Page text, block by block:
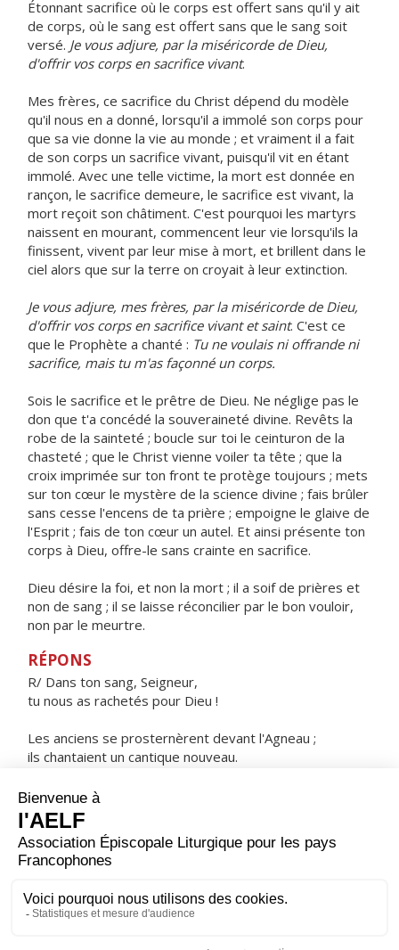
Étonnant sacrifice où le corps est offert sans qu'il y ait
de corps, où le sang est offert sans que le sang soit
versé. Je vous adjure, par la miséricorde de Dieu,
d'offrir vos corps en sacrifice vivant.
Mes frères, ce sacrifice du Christ dépend du modèle
qu'il nous en a donné, lorsqu'il a immolé son corps pour
que sa vie donne la vie au monde ; et vraiment il a fait
de son corps un sacrifice vivant, puisqu'il vit en étant
immolé. Avec une telle victime, la mort est donnée en
rançon, le sacrifice demeure, le sacrifice est vivant, la
mort reçoit son châtiment. C'est pourquoi les martyrs
naissent en mourant, commencent leur vie lorsqu'ils la
finissent, vivent par leur mise à mort, et brillent dans le
ciel alors que sur la terre on croyait à leur extinction.
Je vous adjure, mes frères, par la miséricorde de Dieu,
d'offrir vos corps en sacrifice vivant et saint. C'est ce
que le Prophète a chanté : Tu ne voulais ni offrande ni
sacrifice, mais tu m'as façonné un corps.
Sois le sacrifice et le prêtre de Dieu. Ne néglige pas le
don que t'a concédé la souveraineté divine. Revêts la
robe de la sainteté ; boucle sur toi le ceinturon de la
chasteté ; que le Christ vienne voiler ta tête ; que la
croix imprimée sur ton front te protège toujours ; mets
sur ton cœur le mystère de la science divine ; fais brûler
sans cesse l'encens de ta prière ; empoigne le glaive de
l'Esprit ; fais de ton cœur un autel. Et ainsi présente ton
corps à Dieu, offre-le sans crainte en sacrifice.
Dieu désire la foi, et non la mort ; il a soif de prières et
non de sang ; il se laisse réconcilier par le bon vouloir,
non par le meurtre.
RÉPONS
R/ Dans ton sang, Seigneur,
tu nous as rachetés pour Dieu !
Les anciens se prosternèrent devant l'Agneau ;
ils chantaient un cantique nouveau.
Comme un agneau sans défaut et sans tache,
Jésus s'est offert lui-même à Dieu.
ORAISON
Accorde-nous, Seigneur, d'entrer dans la joie de notre
salut alors que nous fêtons la résurrection de ton Fils.